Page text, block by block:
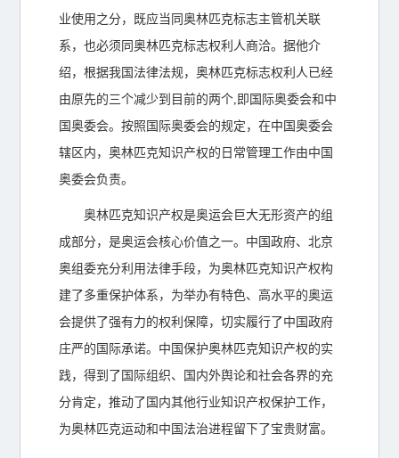
业使用之分，既应当同奥林匹克标志主管机关联
系，也必须同奥林匹克标志权利人商洽。据他介
绍，根据我国法律法规，奥林匹克标志权利人已经
由原先的三个减少到目前的两个,即国际奥委会和中
国奥委会。按照国际奥委会的规定，在中国奥委会
辖区内，奥林匹克知识产权的日常管理工作由中国
奥委会负责。
奥林匹克知识产权是奥运会巨大无形资产的组
成部分，是奥运会核心价值之一。中国政府、北京
奥组委充分利用法律手段，为奥林匹克知识产权构
建了多重保护体系，为举办有特色、高水平的奥运
会提供了强有力的权利保障，切实履行了中国政府
庄严的国际承诺。中国保护奥林匹克知识产权的实
践，得到了国际组织、国内外舆论和社会各界的充
分肯定，推动了国内其他行业知识产权保护工作，
为奥林匹克运动和中国法治进程留下了宝贵财富。